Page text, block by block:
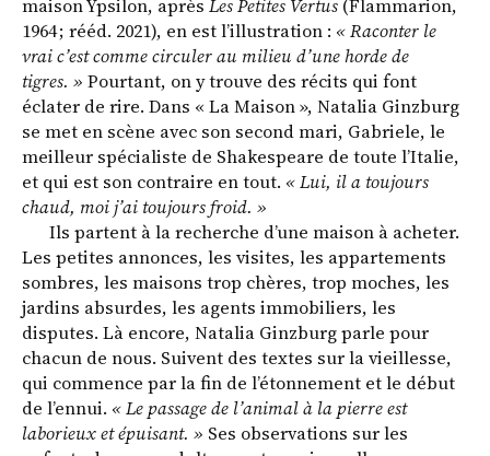
maison Ypsilon, après Les Petites Vertus (Flammarion,
1964 ; rééd. 2021), en est l’illustration : « Raconter le
vrai c’est comme circuler au milieu d’une horde de
tigres. » Pourtant, on y trouve des récits qui font
éclater de rire. Dans « La Maison », Natalia ­Ginzburg
se met en scène avec son second mari, Gabriele, le
meilleur spécialiste de Shakespeare de toute l’Italie,
et qui est son contraire en tout. « Lui, il a toujours
chaud, moi j’ai toujours froid. »
Ils partent à la recherche d’une maison à acheter.
Les petites annonces, les visites, les appartements
sombres, les maisons trop chères, trop moches, les
jardins absurdes, les agents immobiliers, les
disputes. Là encore, Natalia Ginzburg parle pour
chacun de nous. Suivent des textes sur la vieillesse,
qui commence par la fin de l’étonnement et le début
de l’ennui. « Le passage de l’animal à la pierre est
laborieux et épuisant. » Ses observations sur les